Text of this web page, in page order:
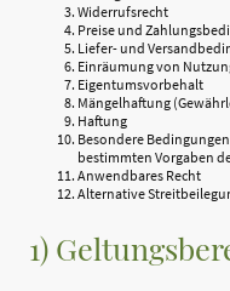
Widerrufsrecht
Preise und
Liefer- und
Einräumung von
Eigentumsvorbehalt
Mängelhaftung
Haftung
Besondere
bestimmten Vorgaben
Anwendbares Recht
Alternative
1)